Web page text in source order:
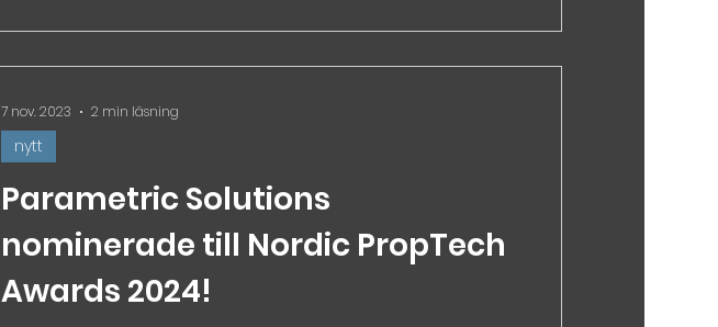
Parametric Solutions
nominerade till Nordic PropTech
Awards 2024!
nytt
7 nov. 2023 2 min läsning